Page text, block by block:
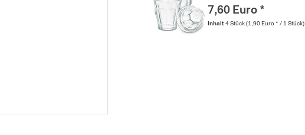
7,60 Euro *
Inhalt 4 Stück (1,90 Euro * / 1 Stück)